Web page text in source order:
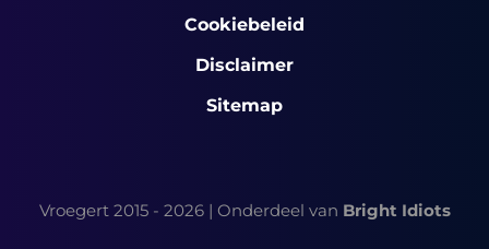
Cookiebeleid
Disclaimer
Sitemap
Vroegert 2015 - 2026 | Onderdeel van Bright Idiots